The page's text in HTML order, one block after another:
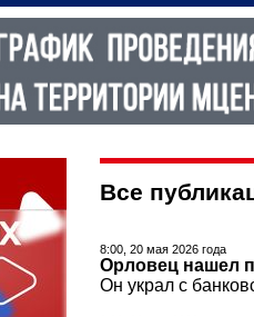
Все
8:00, 20 мая 2026 года
Орловец нашел
Он украл с